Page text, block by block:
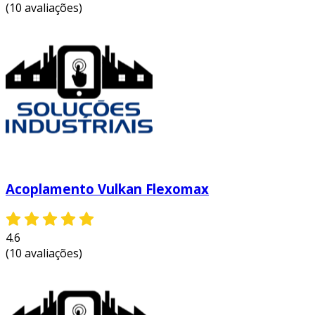
movimento contínuo é crucial.
essas aplicações demonstram a importância
dos acoplamentos em garantir o bom
funcionamento e a eficiência dos processos
industriais.
manutenção de acoplamentos
flexíveis
flexíveis é fundamental para garantir sua
longevidade. abaixo estão algumas dicas para
manter o desempenho ideal:
sinais de desgaste ou dano.
adequada, quando necessário, previne
(10 avaliações)
Acoplamento Vulkan Flexomax
4.6
(10 avaliações)